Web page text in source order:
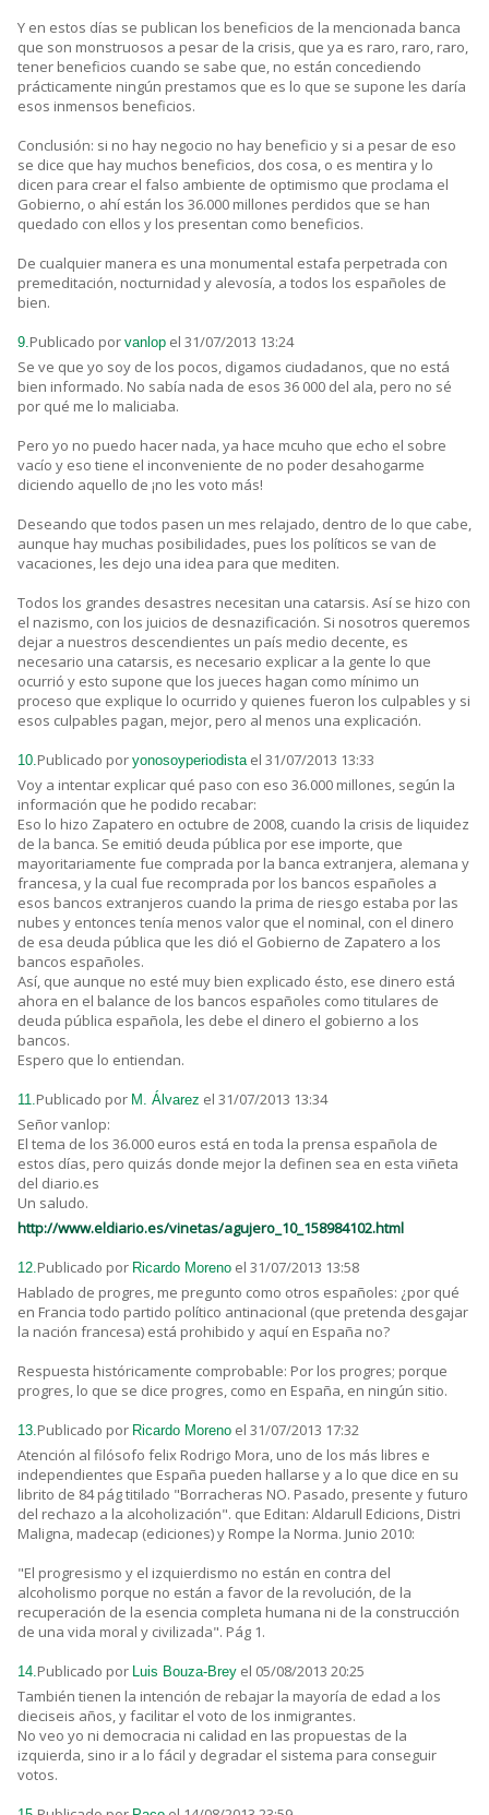
Y en estos días se publican los beneficios de la mencionada banca
que son monstruosos a pesar de la crisis, que ya es raro, raro, raro,
tener beneficios cuando se sabe que, no están concediendo
prácticamente ningún prestamos que es lo que se supone les daría
esos inmensos beneficios.
Conclusión: si no hay negocio no hay beneficio y si a pesar de eso
se dice que hay muchos beneficios, dos cosa, o es mentira y lo
dicen para crear el falso ambiente de optimismo que proclama el
Gobierno, o ahí están los 36.000 millones perdidos que se han
quedado con ellos y los presentan como beneficios.
De cualquier manera es una monumental estafa perpetrada con
premeditación, nocturnidad y alevosía, a todos los españoles de
bien.
9.Publicado por vanlop el 31/07/2013 13:24
Se ve que yo soy de los pocos, digamos ciudadanos, que no está
bien informado. No sabía nada de esos 36 000 del ala, pero no sé
por qué me lo maliciaba.
Pero yo no puedo hacer nada, ya hace mcuho que echo el sobre
vacío y eso tiene el inconveniente de no poder desahogarme
diciendo aquello de ¡no les voto más!
Deseando que todos pasen un mes relajado, dentro de lo que cabe,
aunque hay muchas posibilidades, pues los políticos se van de
vacaciones, les dejo una idea para que mediten.
Todos los grandes desastres necesitan una catarsis. Así se hizo con
el nazismo, con los juicios de desnazificación. Si nosotros queremos
dejar a nuestros descendientes un país medio decente, es
necesario una catarsis, es necesario explicar a la gente lo que
ocurrió y esto supone que los jueces hagan como mínimo un
proceso que explique lo ocurrido y quienes fueron los culpables y si
esos culpables pagan, mejor, pero al menos una explicación.
10.Publicado por yonosoyperiodista el 31/07/2013 13:33
Voy a intentar explicar qué paso con eso 36.000 millones, según la
información que he podido recabar:
Eso lo hizo Zapatero en octubre de 2008, cuando la crisis de liquidez
de la banca. Se emitió deuda pública por ese importe, que
mayoritariamente fue comprada por la banca extranjera, alemana y
francesa, y la cual fue recomprada por los bancos españoles a
esos bancos extranjeros cuando la prima de riesgo estaba por las
nubes y entonces tenía menos valor que el nominal, con el dinero
de esa deuda pública que les dió el Gobierno de Zapatero a los
bancos españoles.
Así, que aunque no esté muy bien explicado ésto, ese dinero está
ahora en el balance de los bancos españoles como titulares de
deuda pública española, les debe el dinero el gobierno a los
bancos.
Espero que lo entiendan.
11.Publicado por M. Álvarez el 31/07/2013 13:34
Señor vanlop:
El tema de los 36.000 euros está en toda la prensa española de
estos días, pero quizás donde mejor la definen sea en esta viñeta
del diario.es
Un saludo.
http://www.eldiario.es/vinetas/agujero_10_158984102.html
12.Publicado por Ricardo Moreno el 31/07/2013 13:58
Hablado de progres, me pregunto como otros españoles: ¿por qué
en Francia todo partido político antinacional (que pretenda desgajar
la nación francesa) está prohibido y aquí en España no?
Respuesta históricamente comprobable: Por los progres; porque
progres, lo que se dice progres, como en España, en ningún sitio.
13.Publicado por Ricardo Moreno el 31/07/2013 17:32
Atención al filósofo felix Rodrigo Mora, uno de los más libres e
independientes que España pueden hallarse y a lo que dice en su
librito de 84 pág titilado "Borracheras NO. Pasado, presente y futuro
del rechazo a la alcoholización". que Editan: Aldarull Edicions, Distri
Maligna, madecap (ediciones) y Rompe la Norma. Junio 2010:
"El progresismo y el izquierdismo no están en contra del
alcoholismo porque no están a favor de la revolución, de la
recuperación de la esencia completa humana ni de la construcción
de una vida moral y civilizada". Pág 1.
14.Publicado por Luis Bouza-Brey el 05/08/2013 20:25
También tienen la intención de rebajar la mayoría de edad a los
dieciseis años, y facilitar el voto de los inmigrantes.
No veo yo ni democracia ni calidad en las propuestas de la
izquierda, sino ir a lo fácil y degradar el sistema para conseguir
votos.